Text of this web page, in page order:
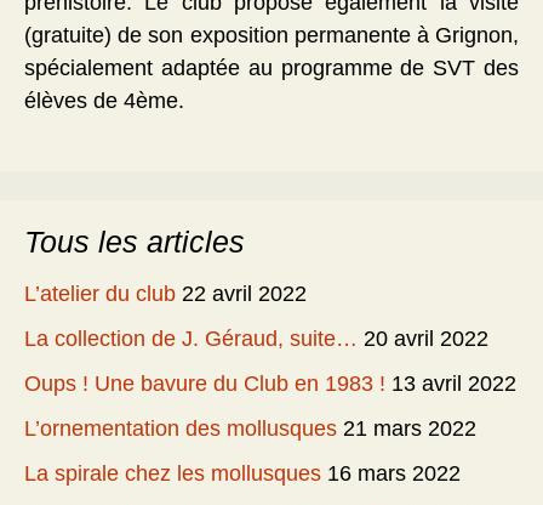
(gratuite) de son exposition permanente à Grignon,
spécialement adaptée au programme de SVT des
élèves de 4ème.
Tous les articles
L’atelier du club 22 avril 2022
La collection de J. Géraud, suite… 20 avril 2022
Oups ! Une bavure du Club en 1983 ! 13 avril 2022
L’ornementation des mollusques 21 mars 2022
La spirale chez les mollusques 16 mars 2022